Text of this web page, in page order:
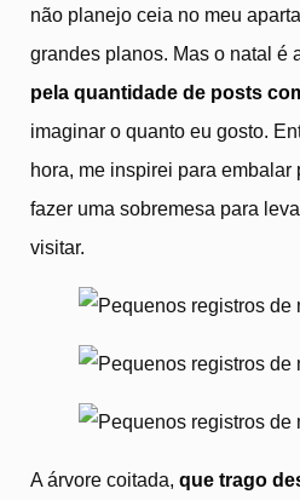
não planejo ceia no meu
grandes planos. Mas o natal é
pela quantidade de posts
imaginar o quanto eu gosto.
hora, me inspirei para
fazer uma sobremesa para
visitar.
A árvore coitada, que trago